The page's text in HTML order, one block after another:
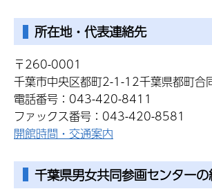
所在地・代表連絡先
〒260-0001
千葉市中央区都町2-1-12千葉県都町合
電話番号：043-420-8411
ファックス番号：043-420-8581
開館時間・交通案内
千葉県男女共同参画センター